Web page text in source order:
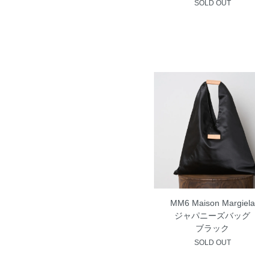
SOLD OUT
MM6 Maison Margiela
ジャパニーズバッグ
ブラック
SOLD OUT